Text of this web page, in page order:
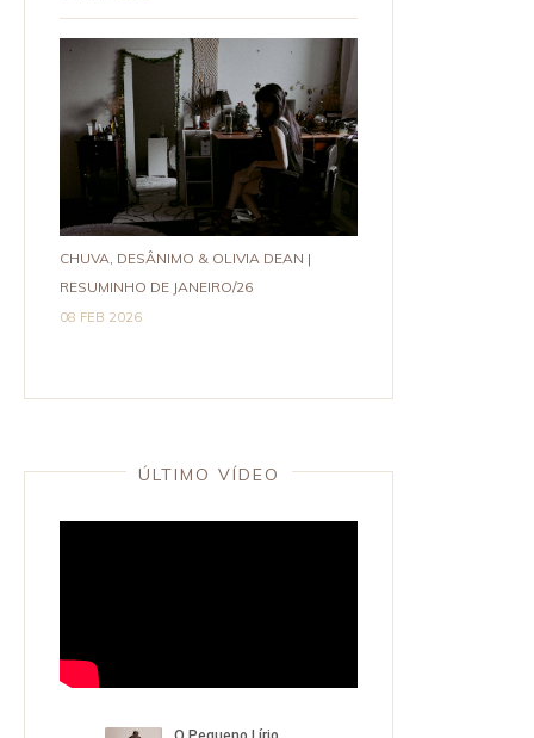
CHUVA, DESÂNIMO & OLIVIA DEAN |
RESUMINHO DE JANEIRO/26
08 FEB 2026
ÚLTIMO VÍDEO